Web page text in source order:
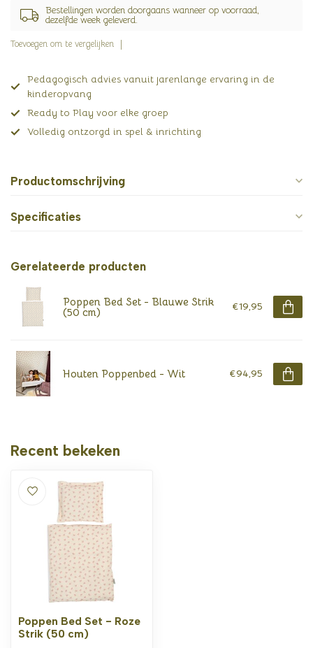
Bestellingen worden doorgaans wanneer op voorraad,
dezelfde week geleverd.
Toevoegen om te vergelijken
Pedagogisch advies vanuit jarenlange ervaring in de
kinderopvang
Ready to Play voor elke groep
Volledig ontzorgd in spel & inrichting
Productomschrijving
Specificaties
Gerelateerde producten
Poppen Bed Set - Blauwe Strik
(50 cm) €19,95
Houten Poppenbed - Wit €94,95
Recent bekeken
Poppen Bed Set - Roze
Strik (50 cm)